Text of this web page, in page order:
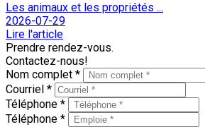
Les animaux et les propriétés ...
2026-07-29
Lire l'article
Prendre rendez-vous.
Contactez-nous!
Nom complet *
Courriel *
Téléphone *
Téléphone *